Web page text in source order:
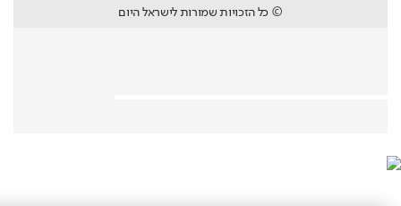
© כל הזכויות שמורות לישראל היום